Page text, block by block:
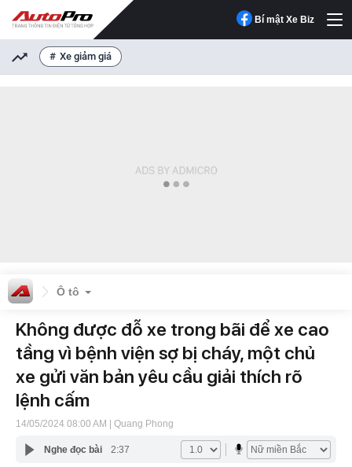
Bí mật Xe Biz
Xe giảm giá
Ô tô
Không được đỗ xe trong bãi để xe cao
tầng vì bệnh viện sợ bị cháy, một chủ
xe gửi văn bản yêu cầu giải thích rõ
lệnh cấm
14/05/2024 08:00 AM | Quang Phong
Nghe đọc bài 2:37